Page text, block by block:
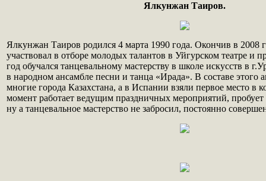
Ялкунжан Таиров.
Ялкунжан Таиров родился 4 марта 1990 года. Окончив в 2008
участвовал в отборе молодых талантов в Уйгурском театре и
год обучался танцевальному мастерству в школе искусств в
в народном ансамбле песни и танца «Ирада». В составе этого
многие города Казахстана, а в Испании взяли первое место в
момент работает ведущим праздничных мероприятий, пробует
ну а танцевальное мастерство не забросил, постоянно